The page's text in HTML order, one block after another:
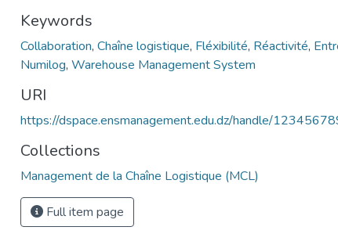
Keywords
Collaboration, Chaîne logistique, Fléxibilité, Réactivité,
Numilog, Warehouse Management System
URI
https://dspace.ensmanagement.edu.dz/handle/
Collections
Management de la Chaîne Logistique (MCL)
Full item page